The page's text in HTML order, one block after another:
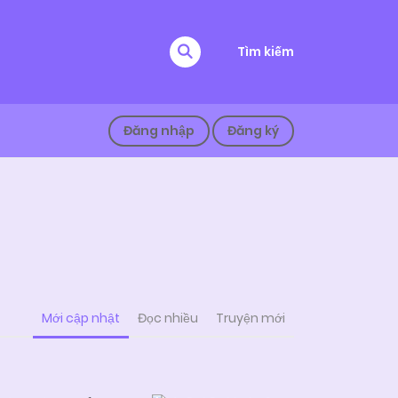
Tìm kiếm
Đăng nhập Đăng ký
Mới cập nhật Đọc nhiều Truyện mới